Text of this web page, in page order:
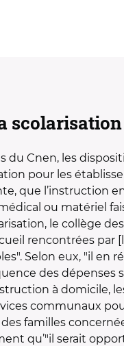
du Cnen, les
pour les
que l’instruction
ou matériel
le collège
rencontrées
Selon eux, "il en
des dépenses
à domicile,
communaux
familles
qu’"il serait